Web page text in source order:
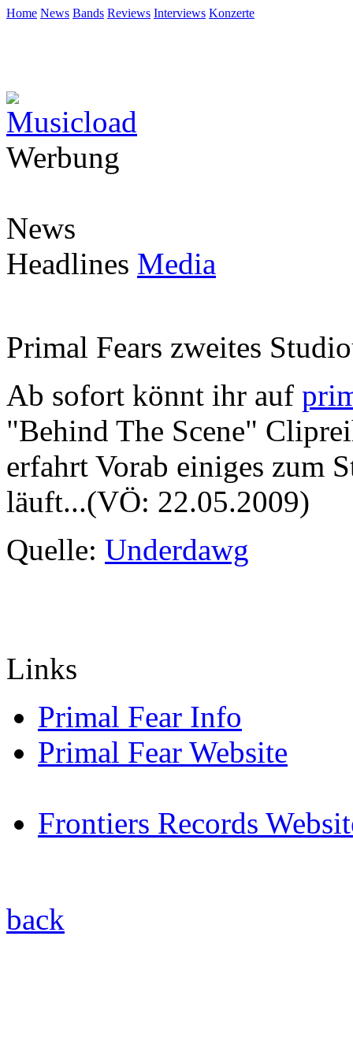
Home News Bands Reviews Interviews Konzerte
Werbung
News
Headlines Media
Primal Fears zweites
Ab sofort könnt ihr auf
"Behind The Scene"
erfahrt Vorab einiges zum
läuft...(VÖ: 22.05.2009)
Quelle: Underdawg
Links
Primal Fear Info
Primal Fear Website
Frontiers Records
back